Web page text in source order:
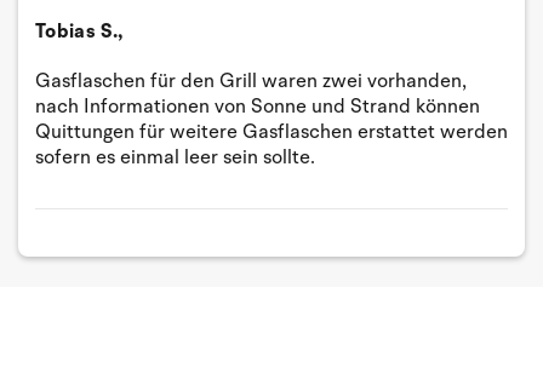
Tobias S.,
Gasflaschen für den Grill waren zwei vorhanden,
nach Informationen von Sonne und Strand können
Quittungen für weitere Gasflaschen erstattet werden
sofern es einmal leer sein sollte.